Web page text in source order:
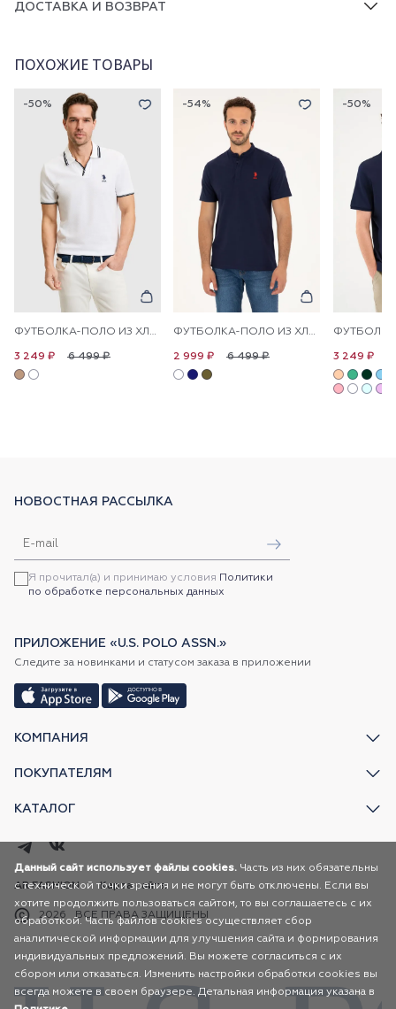
ДОСТАВКА И ВОЗВРАТ
ПОХОЖИЕ ТОВАРЫ
-50%
ФУТБОЛКА-ПОЛО ИЗ ХЛОПКА С КОНТРАСТНОЙ ОКАНТОВКОЙ
6 499 ₽
3 249 ₽
-54%
ФУТБОЛКА-ПОЛО ИЗ ХЛОПКА С ВОРОТНИКОМ-СТОЙКА
6 499 ₽
2 999 ₽
-50%
3 249 ₽
КОМПАНИЯ
ПОКУПАТЕЛЯМ
КАТАЛОГ
НОВОСТНАЯ РАССЫЛКА
Я прочитал(а) и принимаю условия Политики
по обработке персональных данных
ПРИЛОЖЕНИЕ «U.S. POLO ASSN.»
Следите за новинками и статусом заказа в приложении
2026 ВСЕ ПРАВА ЗАЩИЩЕНЫ
AR FASHION Карта сайта
Данный сайт использует файлы cookies. Часть из них обязательны
с технической точки зрения и не могут быть отключены. Если вы
хотите продолжить пользоваться сайтом, то вы соглашаетесь с их
обработкой. Часть файлов cookies осуществляет сбор
аналитической информации для улучшения сайта и формирования
индивидуальных предложений. Вы можете согласиться с их
сбором или отказаться. Изменить настройки обработки cookies вы
всегда можете в своем браузере. Детальная информация указана в